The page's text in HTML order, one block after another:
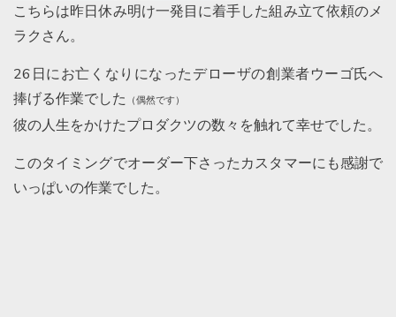
こちらは昨日休み明け一発目に着手した組み立て依頼のメ
ラクさん。
26日にお亡くなりになったデローザの創業者ウーゴ氏へ
捧げる作業でした （偶然です）
彼の人生をかけたプロダクツの数々を触れて幸せでした。
このタイミングでオーダー下さったカスタマーにも感謝で
いっぱいの作業でした。